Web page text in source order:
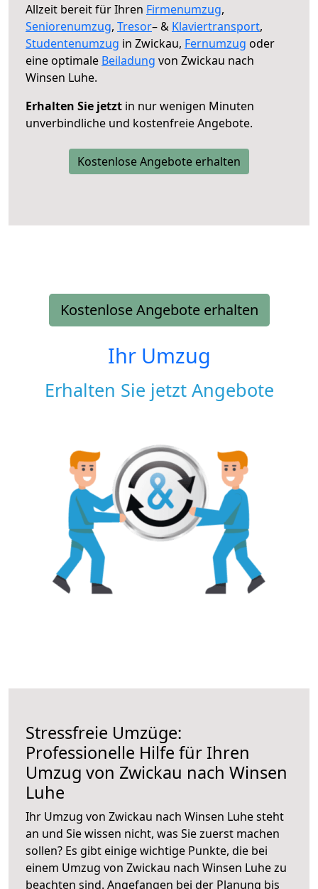
Allzeit bereit für Ihren Firmenumzug,
Seniorenumzug, Tresor– & Klaviertransport,
Studentenumzug in Zwickau, Fernumzug oder
eine optimale Beiladung von Zwickau nach
Winsen Luhe.
Erhalten Sie jetzt in nur wenigen Minuten
unverbindliche und kostenfreie Angebote.
Kostenlose Angebote erhalten
Kostenlose Angebote erhalten
Ihr Umzug
Erhalten Sie jetzt Angebote
Stressfreie Umzüge:
Professionelle Hilfe für Ihren
Umzug von Zwickau nach Winsen
Luhe
Ihr Umzug von Zwickau nach Winsen Luhe steht
an und Sie wissen nicht, was Sie zuerst machen
sollen? Es gibt einige wichtige Punkte, die bei
einem Umzug von Zwickau nach Winsen Luhe zu
beachten sind. Angefangen bei der Planung bis